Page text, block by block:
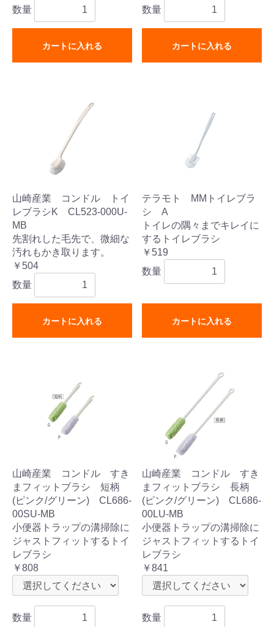
数量
カートに入れる
数量
カートに入れる
山崎産業 コンドル トイ
レブラシK CL523-000U-
MB
先割れした毛先で、微細な
汚れもかき取ります。
￥504
数量
カートに入れる
テラモト MMトイレブラ
シ A
トイレの隅々までキレイに
するトイレブラシ
￥519
数量
カートに入れる
山崎産業 コンドル すき
まフィットブラシ 短柄
(ピンク/グリーン) CL686-
00SU-MB
小便器トラップの溝掃除に
ジャストフィットするトイ
レブラシ
￥808
数量
山崎産業 コンドル すき
まフィットブラシ 長柄
(ピンク/グリーン) CL686-
00LU-MB
小便器トラップの溝掃除に
ジャストフィットするトイ
レブラシ
￥841
数量